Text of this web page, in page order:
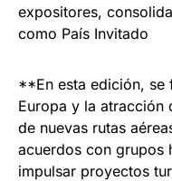
expositores,
como País Invitado
**En esta edición, se
Europa y la atracción
de nuevas rutas
acuerdos con grupos
impulsar proyectos